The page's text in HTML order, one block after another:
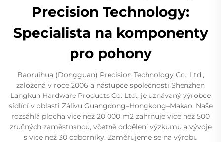
Precision Technology:
Specialista na komponenty
pro pohony
Baoruihua (Dongguan) Precision Technology Co., Ltd.,
založená v roce 2006 a nástupce společnosti Shenzhen
Langkun Hardware Products Co. Ltd., je uznávaný výrobce
sídlící v oblasti Zálivu Guangdong–Hongkong–Makao. Naše
rozsáhlá plocha více než 20 000 m2 zahrnuje více než 500
zručných zaměstnanců, včetně oddělení výzkumu a vývoje
s více než 30 odborníky. Zaměřujeme se na výrobu